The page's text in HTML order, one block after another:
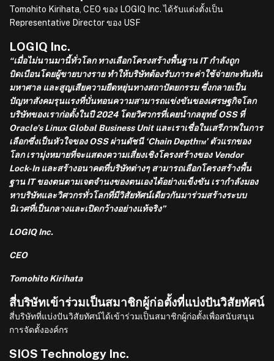
Tomohito Kirihata, CEO ของ LOGIQ Inc. ได้รับแต่งตั้งเป็น
Representative Director ของ USF
LOGIQ Inc.
“เมื่อไม่นานมานี้ทั่วโลก ทางเลือกโครงสร้างพื้นฐาน IT กำลังถูก
บิดเบือนโดยผู้ขายบางราย ทำให้บริษัทต้องรับภาระค่าใช้จ่ายกะทันหัน
มหาศาล และสูญเสียความยืดหยุ่นทางสถาปัตยกรรม ซึ่งกลายเป็น
ปัญหาสังคมรุนแรงที่บั่นทอนความสามารถแข่งขันของเศรษฐกิจโลก
บริษัทของเราก่อตั้งในปี 2024 โดยวิศวกรที่เคยนำกลยุทธ์ OSS ที่
Oracle’s Linux Global Business Unit และเราเชื่อในเสรีภาพในการ
เลือกซึ่งเป็นหัวใจของ OSS ผ่านดัชนี ‘Chain Depth™’ ตัวแรกของ
โลก เรามุ่งหมายที่จะแสดงความเสี่ยงเชิงโครงสร้างของ Vendor
Lock-In และสร้างอนาคตที่บริษัทต่างๆ สามารถเลือกโครงสร้างพื้น
ฐาน IT ของตนตามเจตจำนงของตนเองได้อย่างแข็งขัน เรากำลังมอง
หาบริษัทและวิศวกรทั่วโลกที่มีวิสัยทัศน์เดียวกันมาร่วมสร้างระบบ
นิเวศที่เป็นกลางและเปิดกว้างอย่างแท้จริง”
LOGIQ Inc.
CEO
Tomohito Kirihata
สี่บริษัทเข้าร่วมเป็นสมาชิกผู้ก่อตั้งที่แบ่งปันวิสัยทัศน์
สี่บริษัทที่แบ่งปันวิสัยทัศน์ได้เข้าร่วมเป็นสมาชิกผู้ก่อตั้งเพื่อสนับสนุน
การจัดตั้งองค์กร
SIOS Technology Inc.